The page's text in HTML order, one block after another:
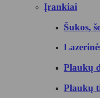
Įrankiai
Šukos,
Plaukų
Plaukų